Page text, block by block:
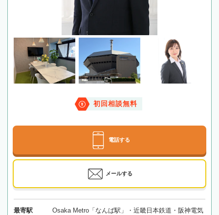
初回相談無料
電話する
メールする
最寄駅
Osaka Metro「なんば駅」・近畿日本鉄道・阪神電気